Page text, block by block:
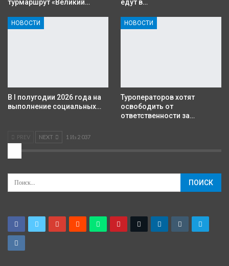
турмаршрут «Великий…
едут в…
НОВОСТИ
В I полугодии 2026 года на
выполнение социальных…
НОВОСТИ
Туроператоров хотят
освободить от
ответственности за…
PREV NEXT 1 Из 2 037